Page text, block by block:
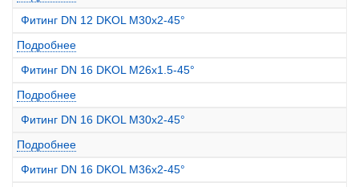
Фитинг DN 12 DKOL M30x2-45°
Подробнее
Фитинг DN 16 DKOL M26x1.5-45°
Подробнее
Фитинг DN 16 DKOL M30x2-45°
Подробнее
Фитинг DN 16 DKOL M36x2-45°